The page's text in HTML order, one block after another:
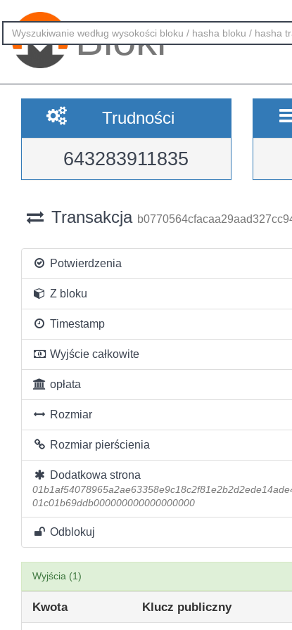
Bloki
Trudności
643283911835
Transakcja
Potwierdzenia
Z bloku
Timestamp
Wyjście całkowite
opłata
Rozmiar
Rozmiar pierścienia
Dodatkowa strona
01c01b69ddb000000000000000000
Odblokuj
Wyjścia (1)
Kwota Klucz publiczny